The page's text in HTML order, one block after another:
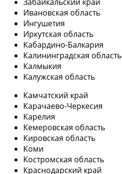
Забайкальский край
Ивановская область
Ингушетия
Иркутская область
Кабардино-Балкария
Калининградская область
Калмыкия
Калужская область
Камчатский край
Карачаево-Черкесия
Карелия
Кемеровская область
Кировская область
Коми
Костромская область
Краснодарский край